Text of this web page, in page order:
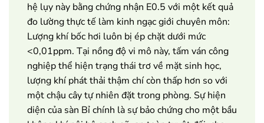
hệ lụy này bằng chứng nhận E0.5 với một kết quả
đo lường thực tế làm kinh ngạc giới chuyên môn:
Lượng khí bốc hơi luôn bị ép chặt dưới mức
<0,01ppm. Tại nồng độ vi mô này, tấm ván công
nghiệp thể hiện trạng thái trơ về mặt sinh học,
lượng khí phát thải thậm chí còn thấp hơn so với
một chậu cây tự nhiên đặt trong phòng. Sự hiện
diện của sàn Bỉ chính là sự bảo chứng cho một bầu